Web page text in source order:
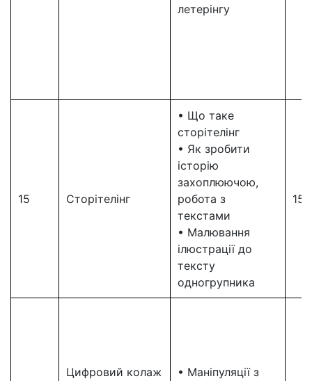
летерінгу
15 Сторітелінг
• Що таке
сторітелінг
• Як зробити
історію
захоплюючою,
робота з
текстами
• Малювання
ілюстрації до
тексту
одногрупника
15
Цифровий колаж
• Маніпуляції з